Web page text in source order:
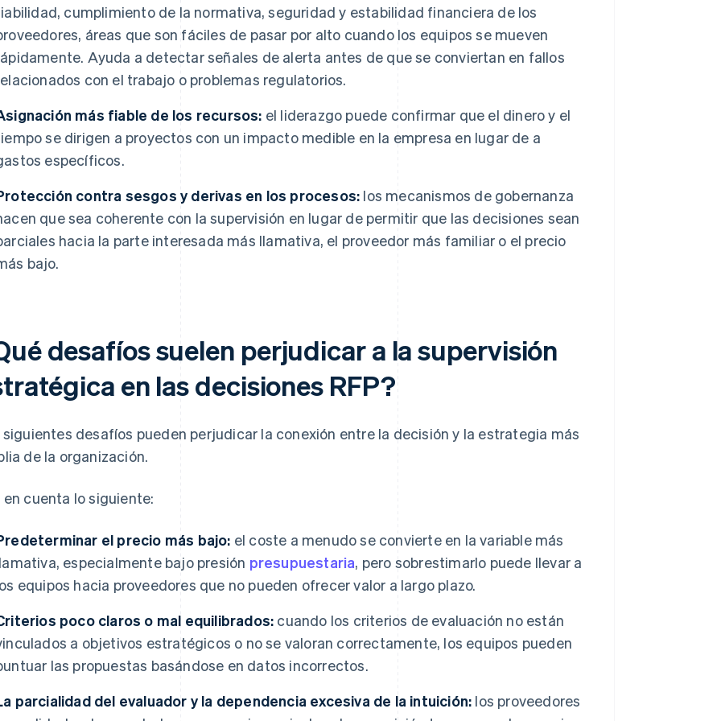
cumplimiento de la normativa, seguridad y estabilidad financiera de los
áreas que son fáciles de pasar por alto cuando los equipos se mueven
Ayuda a detectar señales de alerta antes de que se conviertan en fallos
con el trabajo o problemas regulatorios.
más fiable de los recursos: el liderazgo puede confirmar que el dinero y el
se dirigen a proyectos con un impacto medible en la empresa en lugar de a
específicos.
contra sesgos y derivas en los procesos: los mecanismos de gobernanza
que sea coherente con la supervisión en lugar de permitir que las decisiones sean
hacia la parte interesada más llamativa, el proveedor más familiar o el precio
bajo.
desafíos suelen perjudicar a la supervisión
en las decisiones RFP?
siguientes desafíos pueden perjudicar la conexión entre la decisión y la estrategia más
de la organización.
en cuenta lo siguiente:
el precio más bajo: el coste a menudo se convierte en la variable más
especialmente bajo presión presupuestaria, pero sobrestimarlo puede llevar a
equipos hacia proveedores que no pueden ofrecer valor a largo plazo.
poco claros o mal equilibrados: cuando los criterios de evaluación no están
a objetivos estratégicos o no se valoran correctamente, los equipos pueden
las propuestas basándose en datos incorrectos.
parcialidad del evaluador y la dependencia excesiva de la intuición: los proveedores